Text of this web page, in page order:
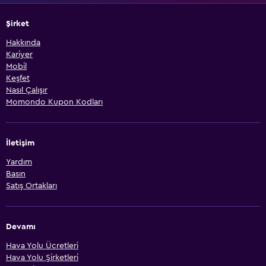
Şirket
Hakkında
Kariyer
Mobil
Keşfet
Nasıl Çalışır
Momondo Kupon Kodları
İletişim
Yardım
Basın
Satış Ortakları
Devamı
Hava Yolu Ücretleri
Hava Yolu Şirketleri